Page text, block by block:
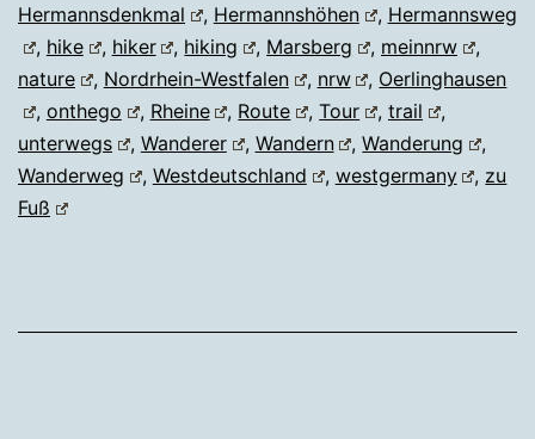
Hermannsdenkmal
, Hermannshöhen , Hermannsweg
, hike , hiker , hiking , Marsberg , meinnrw
,
nature
, Nordrhein-Westfalen , nrw , Oerlinghausen
, onthego , Rheine , Route ,Tour , trail
,
unterwegs
, Wanderer , Wandern ,Wanderung
,
Wanderweg
, Westdeutschland , westgermany , zu
Fuß